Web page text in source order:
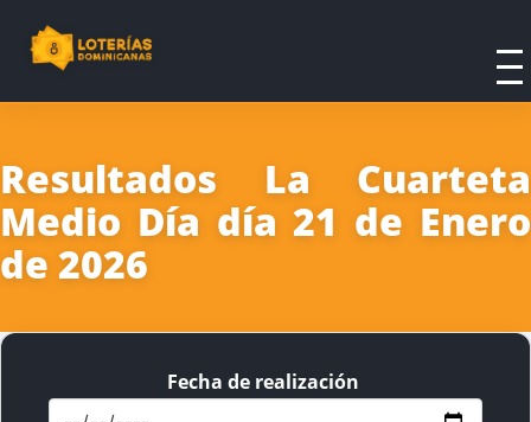
Resultados La Cuarteta
Medio Día día 21 de Enero
de 2026
Fecha de realización